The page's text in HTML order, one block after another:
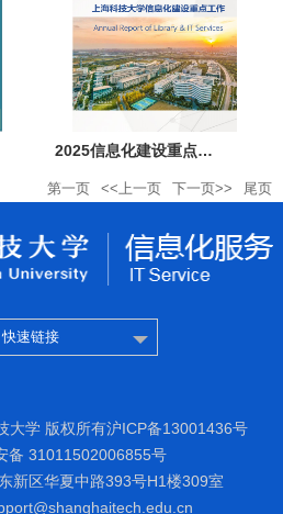
2025信息化建设重点工
作
第一页 <<上一页 下一页>> 尾页
快速链接
大学 版权所有沪ICP备13001436号
备 31011502006855号
新区华夏中路393号H1楼309室